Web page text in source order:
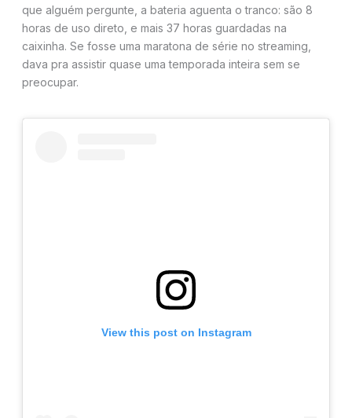
que alguém pergunte, a bateria aguenta o tranco: são 8
horas de uso direto, e mais 37 horas guardadas na
caixinha. Se fosse uma maratona de série no streaming,
dava pra assistir quase uma temporada inteira sem se
preocupar.
View this post on Instagram